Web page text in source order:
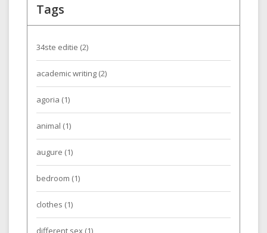
Tags
34ste editie (2)
academic writing (2)
agoria (1)
animal (1)
augure (1)
bedroom (1)
clothes (1)
different sex (1)